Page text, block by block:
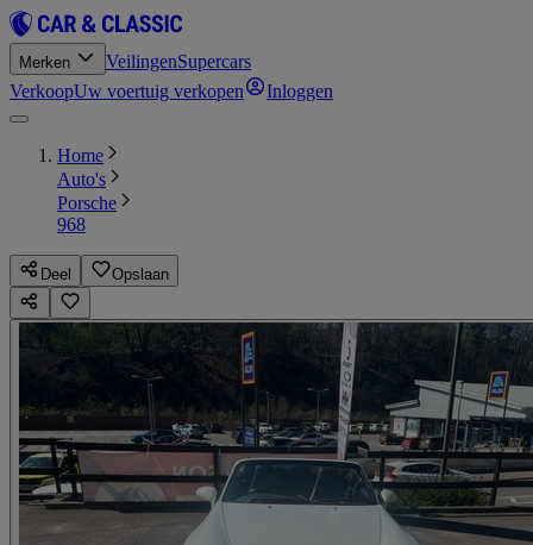
Merken VeilingenSupercars
VerkoopUw voertuig verkopen Inloggen
Home
Auto's
Porsche
968
Deel Opslaan